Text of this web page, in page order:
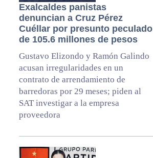
Exalcaldes panistas
denuncian a Cruz Pérez
Cuéllar por presunto peculado
de 105.6 millones de pesos
Gustavo Elizondo y Ramón Galindo
acusan irregularidades en un
contrato de arrendamiento de
barredoras por 29 meses; piden al
SAT investigar a la empresa
proveedora